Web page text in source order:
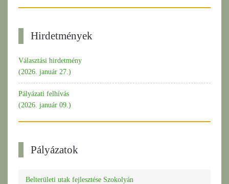
Hirdetmények
Választási hirdetmény
(2026. január 27.)
Pályázati felhívás
(2026. január 09.)
Pályázatok
Belterületi utak fejlesztése Szokolyán